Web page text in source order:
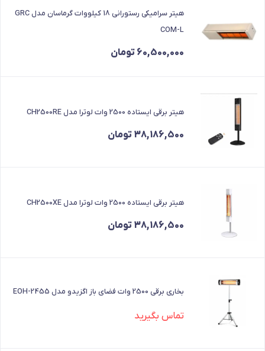
هیتر سرامیکی رستورانی 18 کیلووات گرماسان مدل GRC
COM-L
60,500,000 تومان
هیتر برقی ایستاده 2500 وات لوترا مدل CH2500RE
38,186,500 تومان
هیتر برقی ایستاده 2500 وات لوترا مدل CH2500XE
38,186,500 تومان
بخاری برقی 2500 وات فضای باز اگزیدو مدل EOH-2455
تماس بگیرید